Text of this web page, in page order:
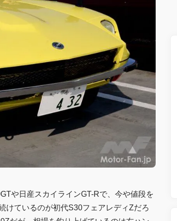
や日産スカイラインGT-Rで、今や値段を
けているのが初代S30フェアレディZだろ